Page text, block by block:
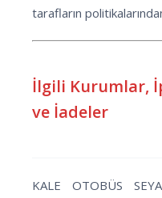
tarafların
İlgili Kurumlar,
ve İadeler
KALE OTOBÜS